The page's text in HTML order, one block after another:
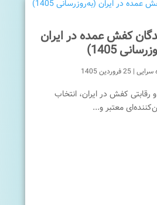
کفش عمده در ایران
1405)
سرایی | 25 فروردین 1405
رقابتی کفش در ایران، انتخاب
معتبر و...